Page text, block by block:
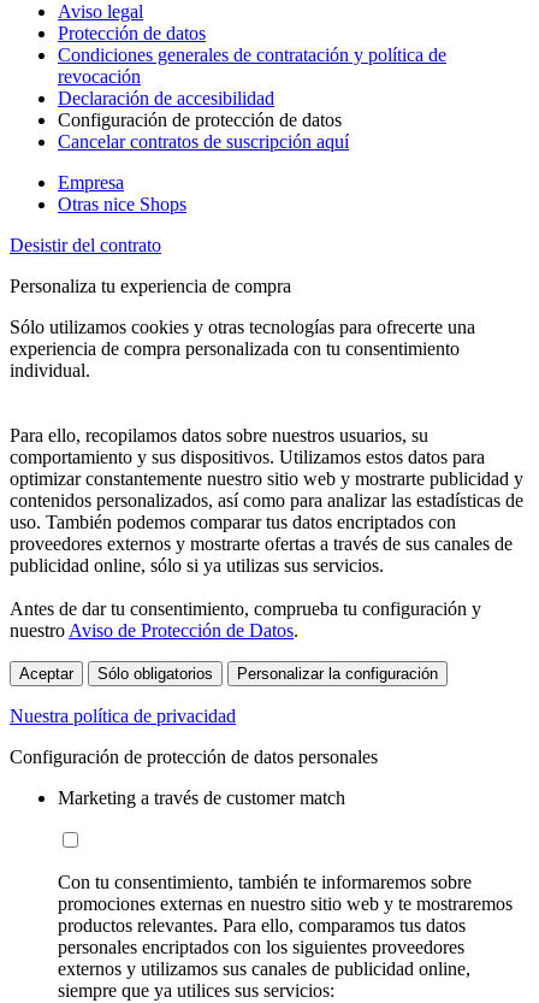
Aviso legal
Protección de datos
Condiciones generales de contratación y política de
revocación
Declaración de accesibilidad
Configuración de protección de datos
Cancelar contratos de suscripción aquí
Empresa
Otras nice Shops
Desistir del contrato
Personaliza tu experiencia de compra
Sólo utilizamos cookies y otras tecnologías para ofrecerte una
experiencia de compra personalizada con tu consentimiento
individual.
Para ello, recopilamos datos sobre nuestros usuarios, su
comportamiento y sus dispositivos. Utilizamos estos datos para
optimizar constantemente nuestro sitio web y mostrarte publicidad y
contenidos personalizados, así como para analizar las estadísticas de
uso. También podemos comparar tus datos encriptados con
proveedores externos y mostrarte ofertas a través de sus canales de
publicidad online, sólo si ya utilizas sus servicios.
Antes de dar tu consentimiento, comprueba tu configuración y
nuestro Aviso de Protección de Datos.
Aceptar Sólo obligatorios Personalizar la configuración
Nuestra política de privacidad
Configuración de protección de datos personales
Marketing a través de customer match
Con tu consentimiento, también te informaremos sobre
promociones externas en nuestro sitio web y te mostraremos
productos relevantes. Para ello, comparamos tus datos
personales encriptados con los siguientes proveedores
externos y utilizamos sus canales de publicidad online,
siempre que ya utilices sus servicios: